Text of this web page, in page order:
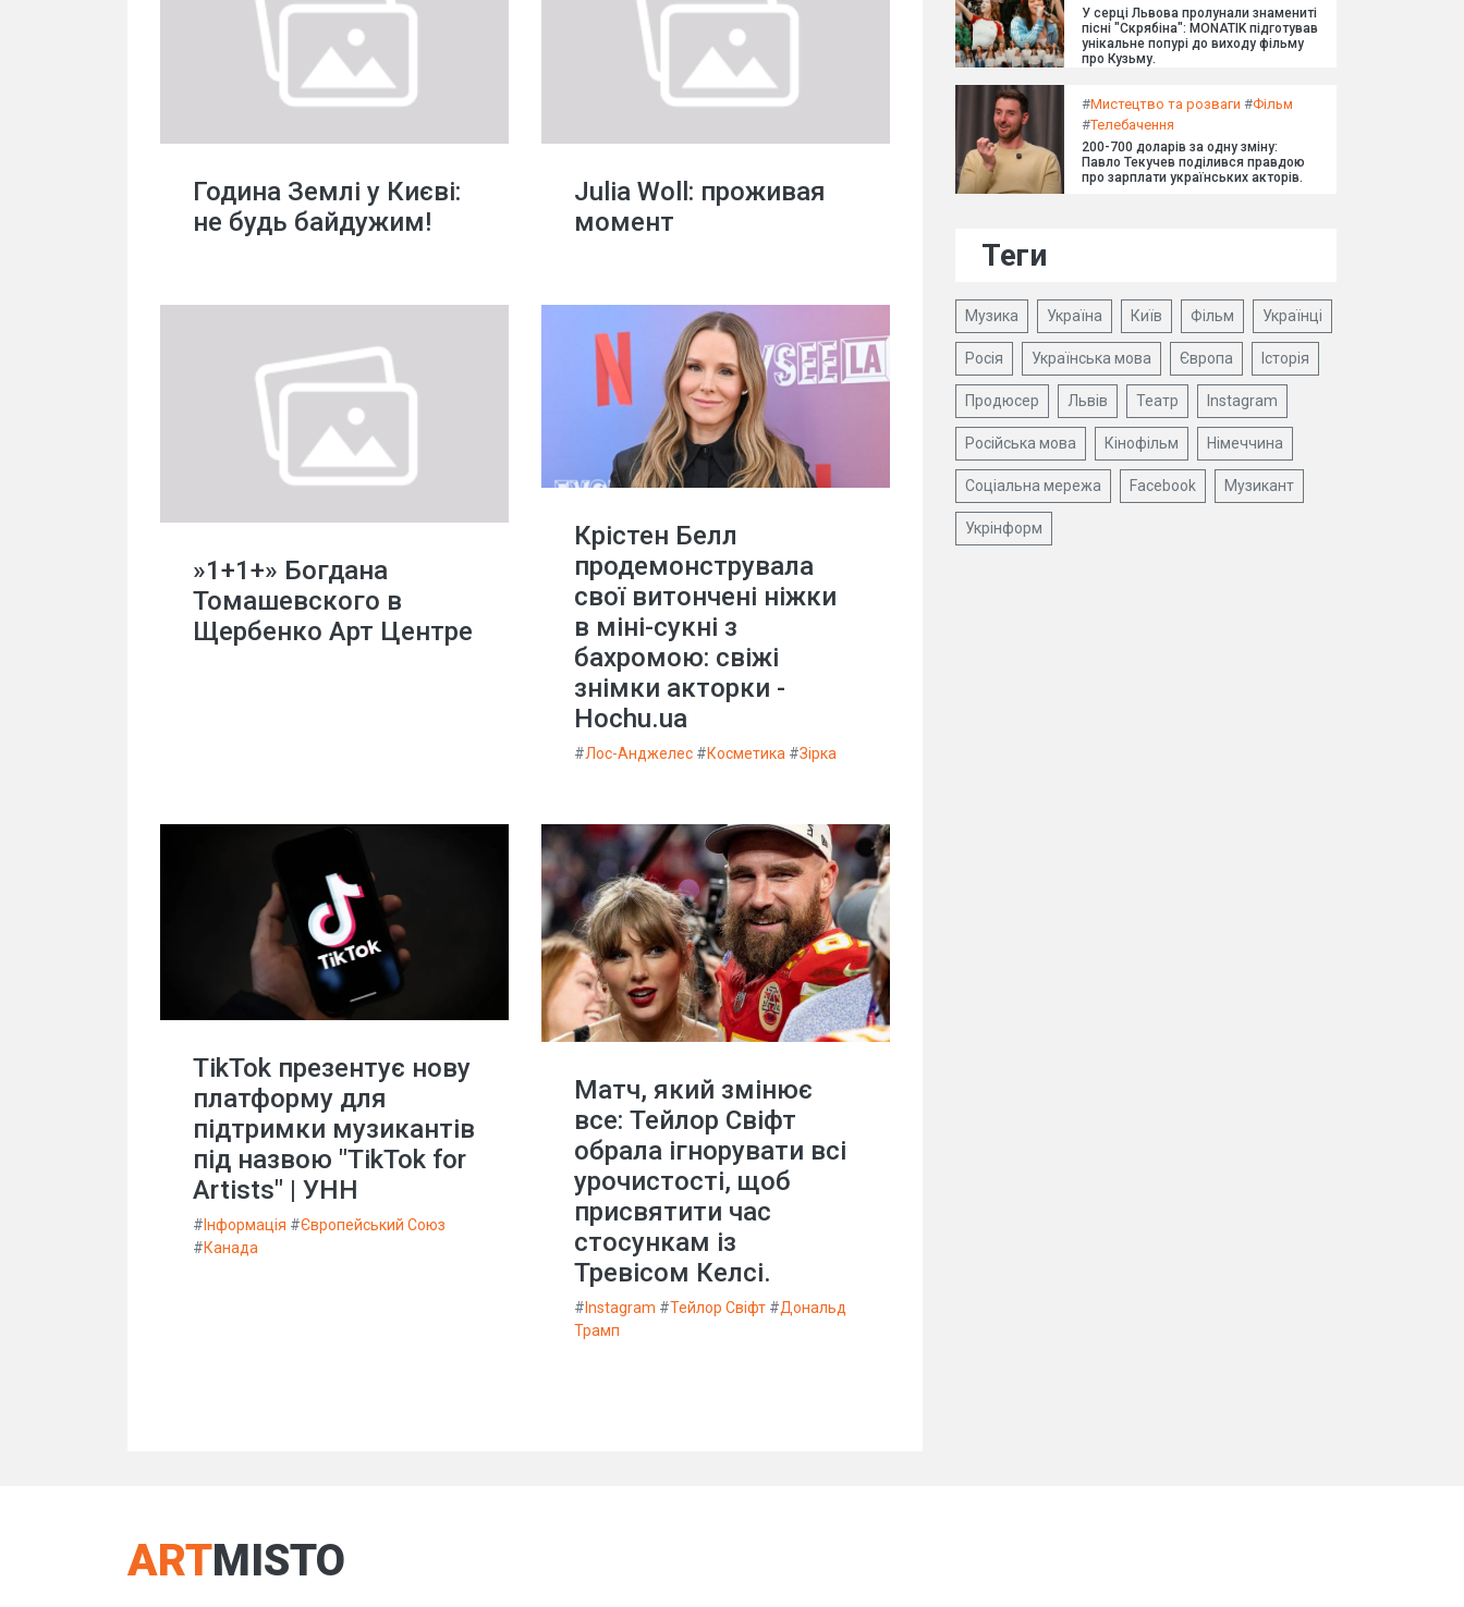
Година Землі у Києві:
не будь байдужим!
Julia Woll: проживая
момент
»1+1+» Богдана
Томашевского в
Щербенко Арт Центре
Крістен Белл
продемонструвала
свої витончені ніжки
в міні-сукні з
бахромою: свіжі
знімки акторки -
Hochu.ua
#Лос-Анджелес #Косметика #Зірка
TikTok презентує нову
платформу для
підтримки музикантів
під назвою "TikTok for
Artists" | УНН
# Інформація #Європейський Союз
#Канада
Матч, який змінює
все: Тейлор Свіфт
обрала ігнорувати всі
урочистості, щоб
присвятити час
стосункам із
Тревісом Келсі.
# Instagram #Тейлор Свіфт #Дональд
Трамп
У серці Львова пролунали знамениті
пісні "Скрябіна": MONATIK підготував
унікальне попурі до виходу фільму
про Кузьму.
#Мистецтво та розваги #Фільм
#Телебачення
200-700 доларів за одну зміну:
Павло Текучев поділився правдою
про зарплати українських акторів.
Теги
Музика Україна Київ Фільм Українці
Росія Українська мова Європа Історія
Продюсер Львів Театр Instagram
Російська мова Кінофільм Німеччина
Соціальна мережа Facebook Музикант
Укрінформ
ARTMISTO